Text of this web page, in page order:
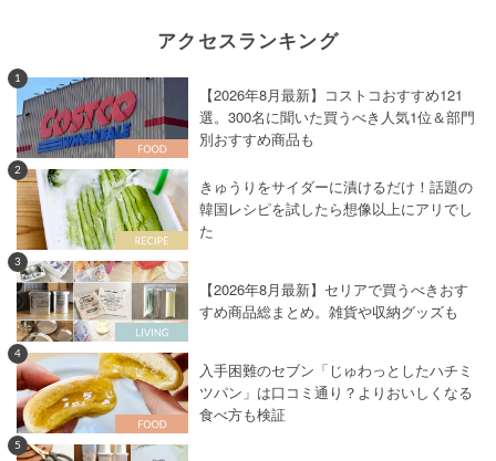
アクセスランキング
1
【2026年8月最新】コストコおすすめ121
選。300名に聞いた買うべき人気1位＆部門
別おすすめ商品も
2
きゅうりをサイダーに漬けるだけ！話題の
韓国レシピを試したら想像以上にアリでし
た
3
【2026年8月最新】セリアで買うべきおす
すめ商品総まとめ。雑貨や収納グッズも
4
入手困難のセブン「じゅわっとしたハチミ
ツパン」は口コミ通り？よりおいしくなる
食べ方も検証
5